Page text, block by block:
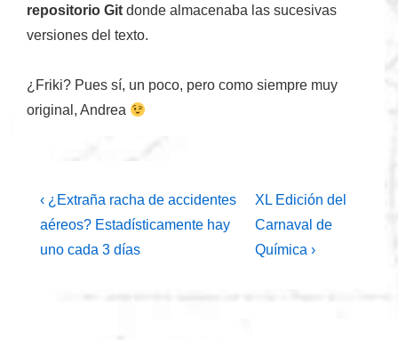
repositorio Git donde almacenaba las sucesivas
versiones del texto.
¿Friki? Pues sí, un poco, pero como siempre muy
original, Andrea
Navegación
de
entradas
La
entrada
anterior
‹ ¿Extraña racha de accidentes
aéreos? Estadísticamente hay
uno cada 3 días
La
entrada
siguiente
XL Edición del
Carnaval de
Química ›